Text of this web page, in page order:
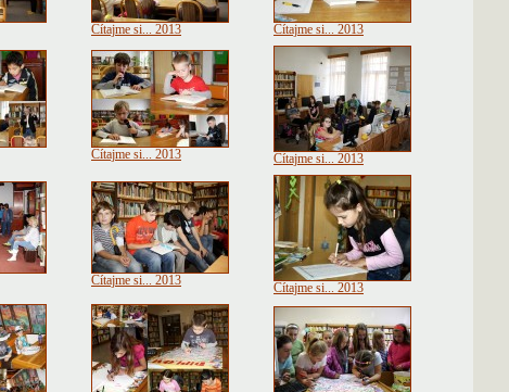
Čítajme si... 2013 Čítajme si... 2013
Čítajme si... 2013 Čítajme si... 2013
Čítajme si... 2013
Čítajme si... 2013